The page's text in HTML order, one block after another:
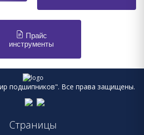
Прайс
инструменты
подшипников". Все права защищены.
Страницы